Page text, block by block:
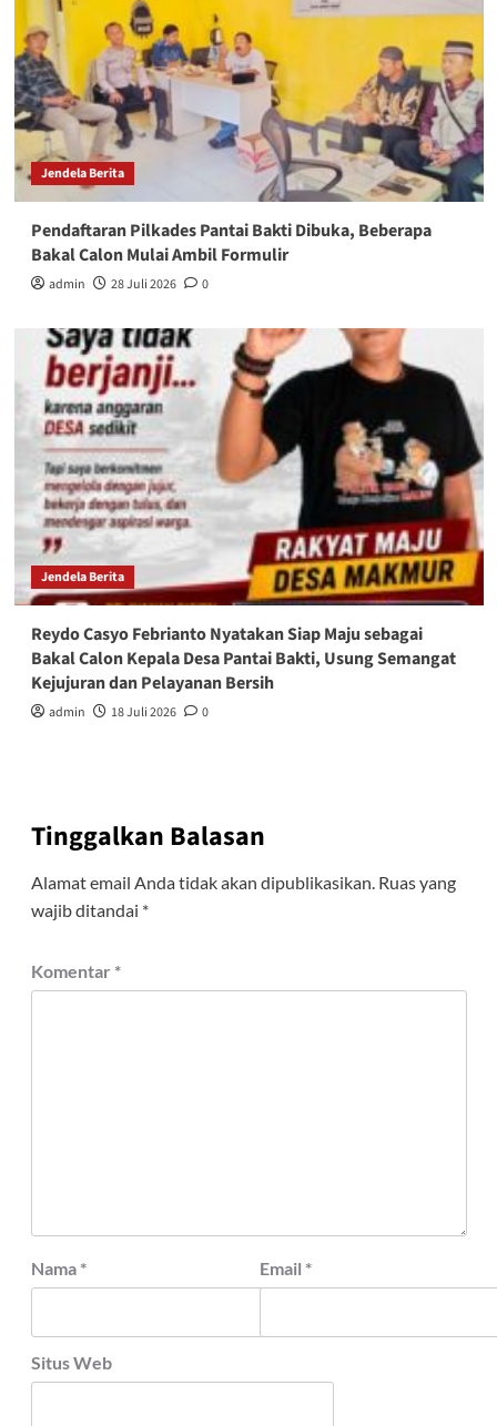
Jendela Berita
Pendaftaran Pilkades Pantai Bakti Dibuka, Beberapa
Bakal Calon Mulai Ambil Formulir
admin 28 Juli 2026 0
Jendela Berita
Reydo Casyo Febrianto Nyatakan Siap Maju sebagai
Bakal Calon Kepala Desa Pantai Bakti, Usung Semangat
Kejujuran dan Pelayanan Bersih
admin 18 Juli 2026 0
Tinggalkan Balasan
Alamat email Anda tidak akan dipublikasikan. Ruas yang
wajib ditandai *
Komentar *
Nama * Email *
Situs Web